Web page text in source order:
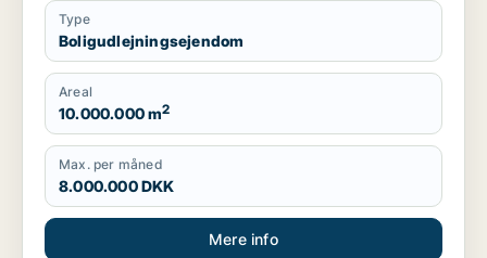
Type
Boligudlejningsejendom
Areal
10.000.000 m2
Max. per måned
8.000.000 DKK
Mere info